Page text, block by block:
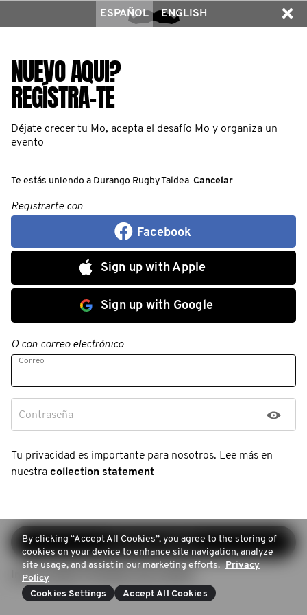
ESPAÑOL ENGLISH
NUEVO AQUI?
REGÍSTRA-TE
Déjate crecer tu Mo, acepta el desafío Mo y organiza un
evento
Te estás uniendo a Durango Rugby Taldea Cancelar
Registrarte con
Facebook
Sign up with Apple
Sign up with Google
O con correo electrónico
Correo
Contraseña
Tu privacidad es importante para nosotros. Lee más en
nuestra collection statement
Continuar registro
Iniciar sesión (Ya tienes una cuenta)
By clicking “Accept All Cookies”, you agree to the storing of
cookies on your device to enhance site navigation, analyze
site usage, and assist in our marketing efforts. Privacy
Policy
Cookies Settings
Accept All Cookies